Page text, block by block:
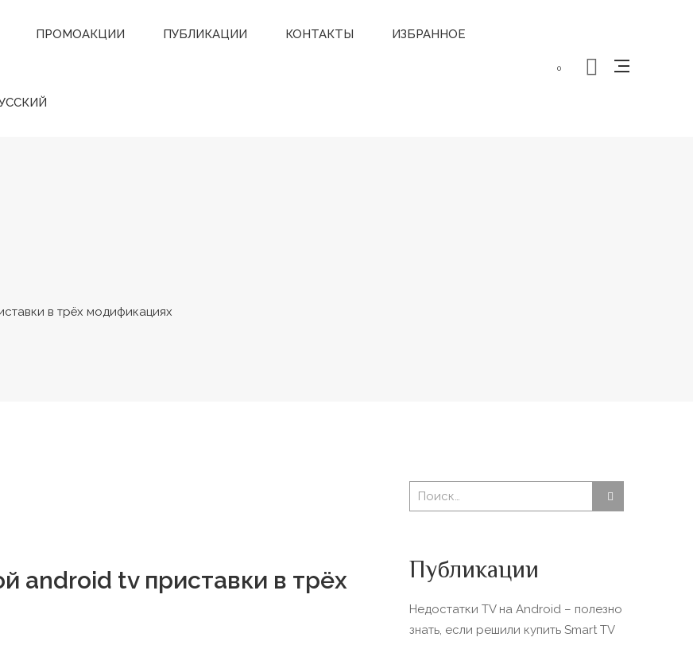
ПРОМОАКЦИИ ПУБЛИКАЦИИ КОНТАКТЫ ИЗБРАННОЕ
0
в трёх модификациях
android tv приставки в трёх
Публикации
Недостатки TV на Android – полезно
знать, если решили купить Smart TV